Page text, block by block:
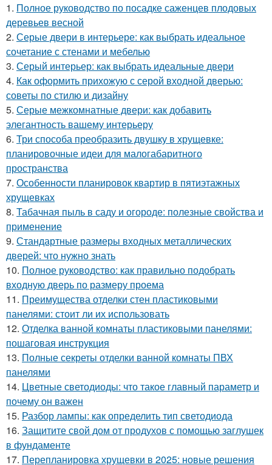
1. Полное руководство по посадке саженцев плодовых
деревьев весной
2. Серые двери в интерьере: как выбрать идеальное
сочетание с стенами и мебелью
3. Серый интерьер: как выбрать идеальные двери
4. Как оформить прихожую с серой входной дверью:
советы по стилю и дизайну
5. Серые межкомнатные двери: как добавить
элегантность вашему интерьеру
6. Три способа преобразить двушку в хрущевке:
планировочные идеи для малогабаритного
пространства
7. Особенности планировок квартир в пятиэтажных
хрущевках
8. Табачная пыль в саду и огороде: полезные свойства и
применение
9. Стандартные размеры входных металлических
дверей: что нужно знать
10. Полное руководство: как правильно подобрать
входную дверь по размеру проема
11. Преимущества отделки стен пластиковыми
панелями: стоит ли их использовать
12. Отделка ванной комнаты пластиковыми панелями:
пошаговая инструкция
13. Полные секреты отделки ванной комнаты ПВХ
панелями
14. Цветные светодиоды: что такое главный параметр и
почему он важен
15. Разбор лампы: как определить тип светодиода
16. Защитите свой дом от продухов с помощью заглушек
в фундаменте
17. Перепланировка хрущевки в 2025: новые решения